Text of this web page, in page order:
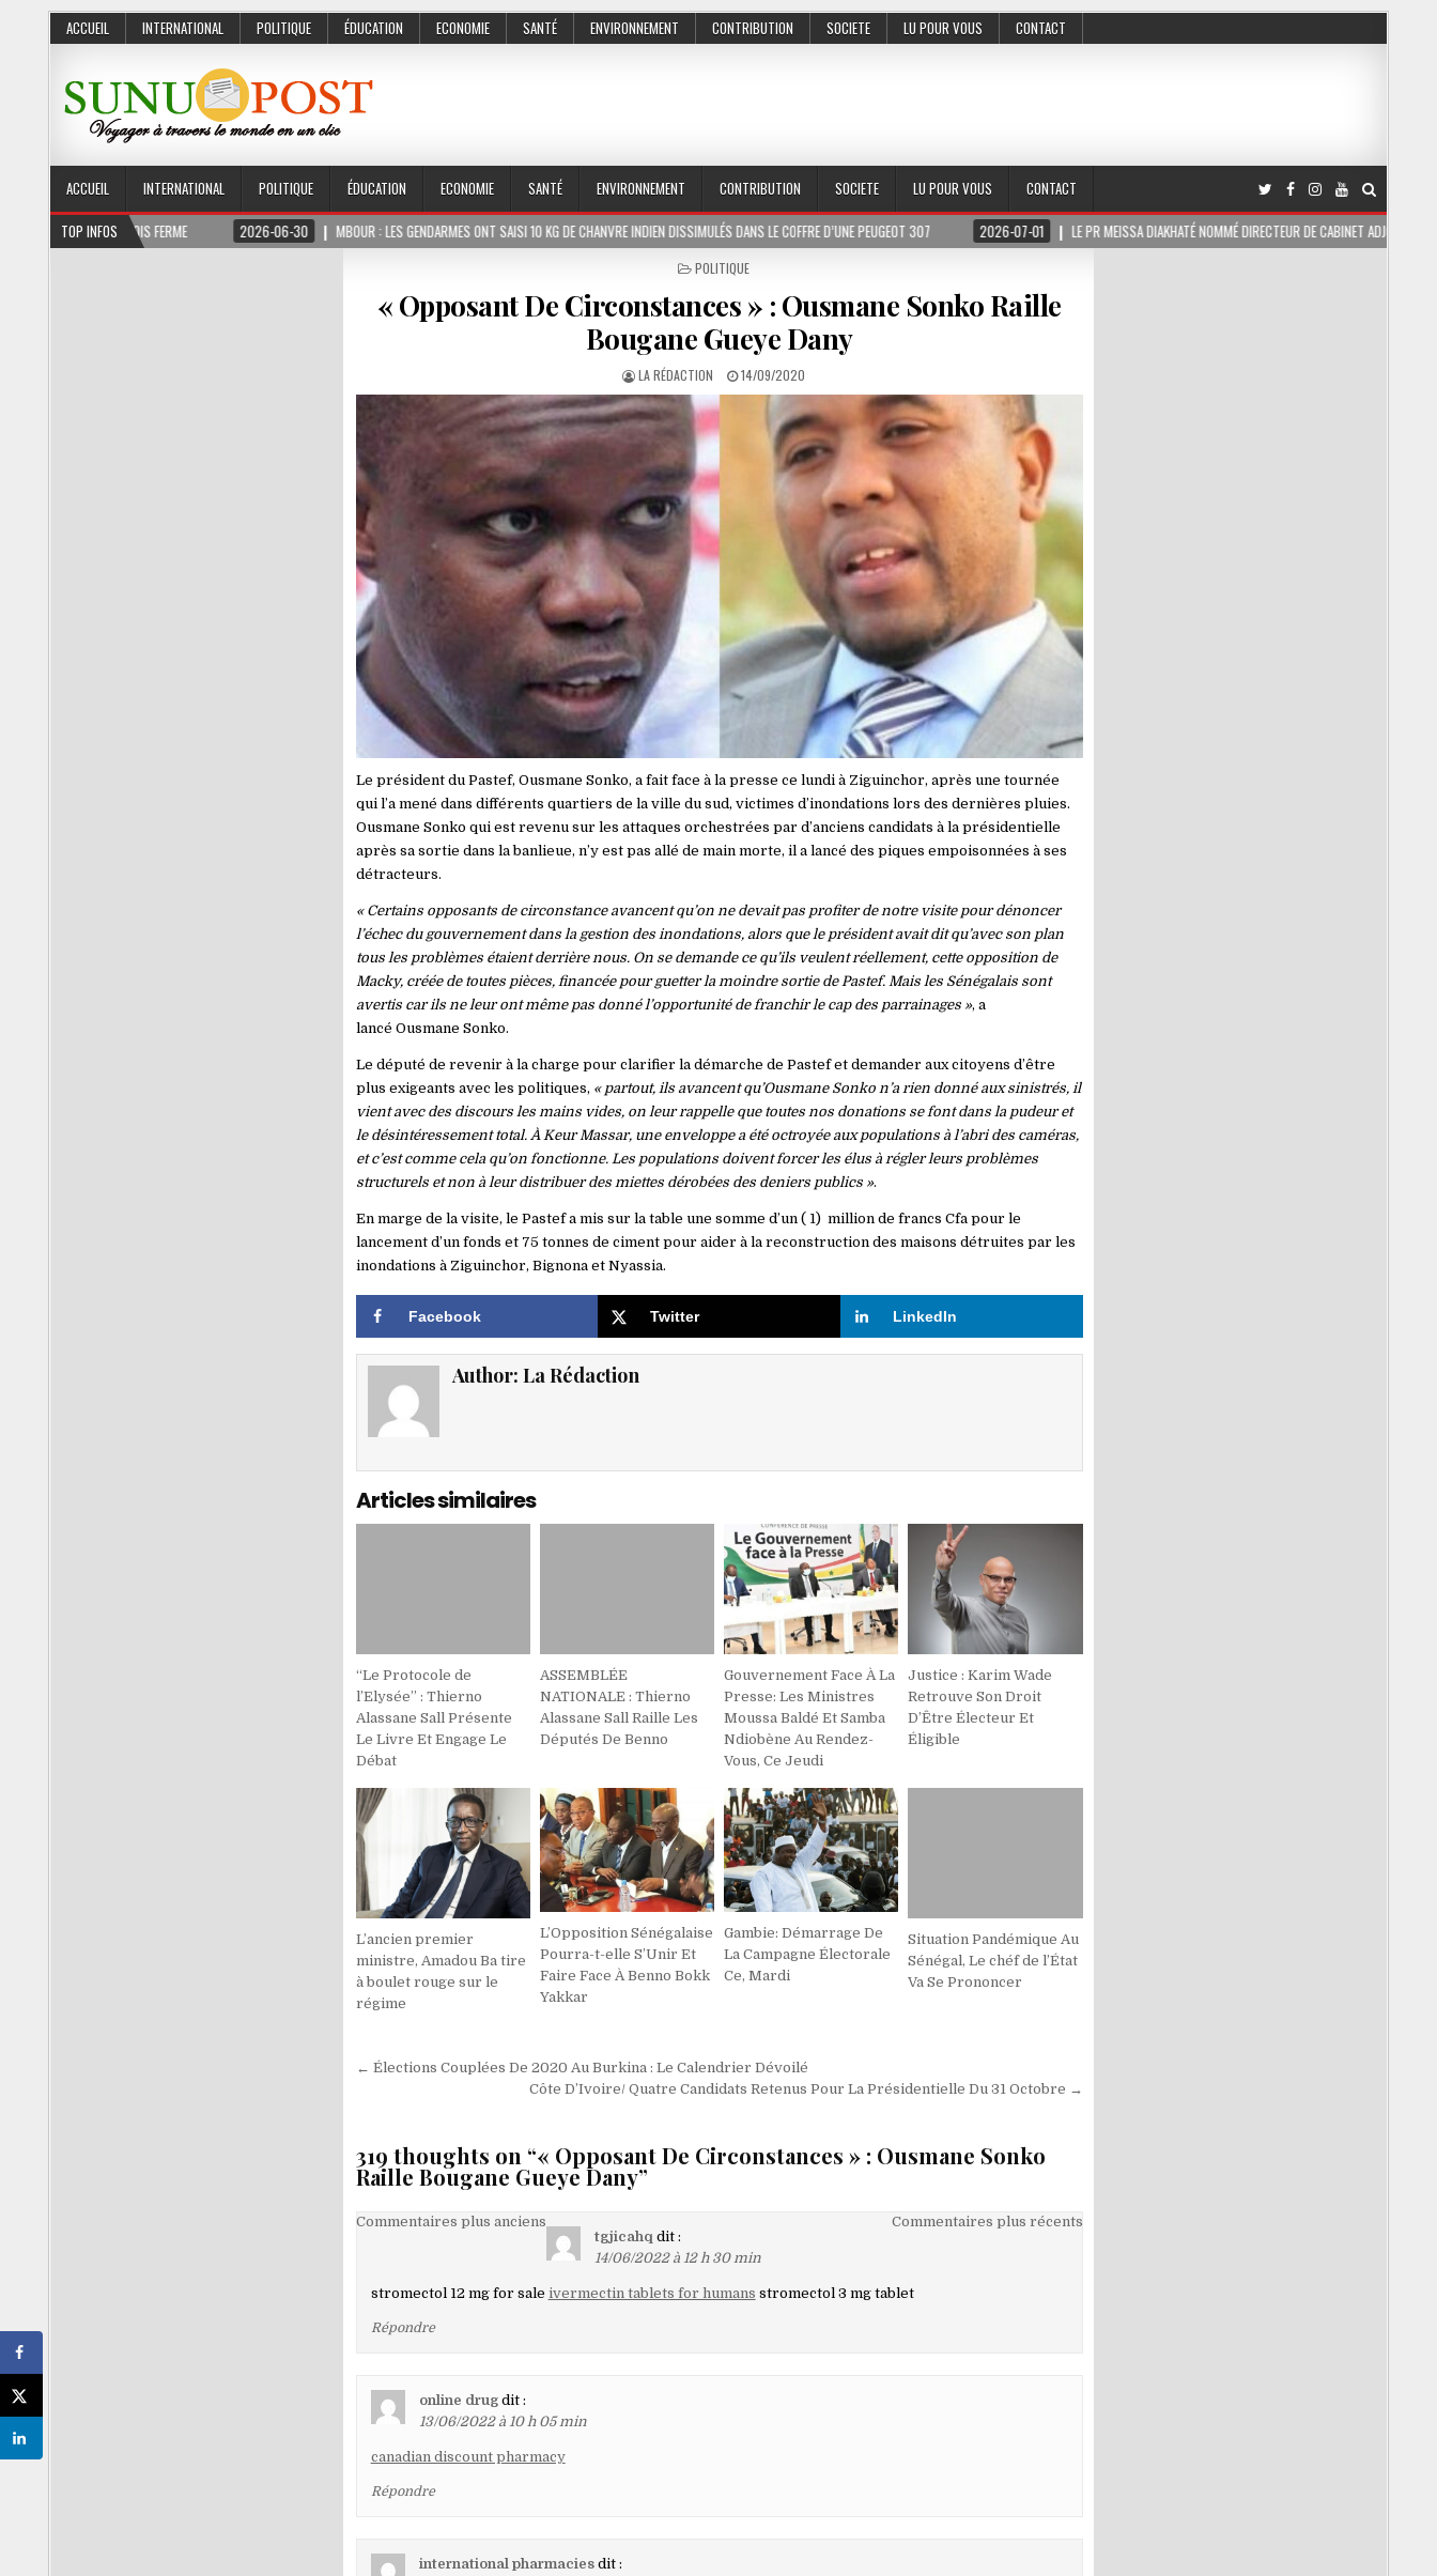
ACCUEIL INTERNATIONAL POLITIQUE ÉDUCATION ECONOMIE SANTÉ ENVIRONNEMENT CONTRIBUTION SOCIETE LU POUR VOUS CONTACT
ACCUEIL INTERNATIONAL POLITIQUE ÉDUCATION ECONOMIE SANTÉ ENVIRONNEMENT CONTRIBUTION SOCIETE LU POUR VOUS
CONTACT
TOP INFOS
3 MOIS FERME 2026-06-30 MBOUR : LES GENDARMES ONT SAISI 10 KG DE CHANVRE INDIEN DISSIMULÉS DANS LE COFFRE D’UNE PEUGEOT 307 2026-07-01 LE PR MEISSA DIAKHATÉ NOMMÉ DIRECTEUR DE CABINET ADJOINT DU PRÉSIDENT DE LA
POSTED
POLITIQUE
« Opposant De Circonstances » : Ousmane Sonko Raille
Bougane Gueye Dany
LA RÉDACTION 14/09/2020
Le président du Pastef, Ousmane Sonko, a fait face à la presse ce lundi à Ziguinchor, après une tournée
qui l’a mené dans différents quartiers de la ville du sud, victimes d’inondations lors des dernières pluies.
Ousmane Sonko qui est revenu sur les attaques orchestrées par d’anciens candidats à la présidentielle
après sa sortie dans la banlieue, n’y est pas allé de main morte, il a lancé des piques empoisonnées à ses
détracteurs.
« Certains opposants de circonstance avancent qu’on ne devait pas profiter de notre visite pour dénoncer
l’échec du gouvernement dans la gestion des inondations, alors que le président avait dit qu’avec son plan
tous les problèmes étaient derrière nous. On se demande ce qu’ils veulent réellement, cette opposition de
Macky, créée de toutes pièces, financée pour guetter la moindre sortie de Pastef. Mais les Sénégalais sont
avertis car ils ne leur ont même pas donné l’opportunité de franchir le cap des parrainages », a
lancé Ousmane Sonko.
Le député de revenir à la charge pour clarifier la démarche de Pastef et demander aux citoyens d’être
plus exigeants avec les politiques, « partout, ils avancent qu’Ousmane Sonko n’a rien donné aux sinistrés, il
vient avec des discours les mains vides, on leur rappelle que toutes nos donations se font dans la pudeur et
le désintéressement total. À Keur Massar, une enveloppe a été octroyée aux populations à l’abri des caméras,
et c’est comme cela qu’on fonctionne. Les populations doivent forcer les élus à régler leurs problèmes
structurels et non à leur distribuer des miettes dérobées des deniers publics ».
En marge de la visite, le Pastef a mis sur la table une somme d’un ( 1) million de francs Cfa pour le
lancement d’un fonds et 75 tonnes de ciment pour aider à la reconstruction des maisons détruites par les
inondations à Ziguinchor, Bignona et Nyassia.
Facebook Twitter LinkedIn
Author: La Rédaction
Articles similaires
‘‘Le Protocole de
l’Elysée’’ : Thierno
Alassane Sall Présente
Le Livre Et Engage Le
Débat
ASSEMBLÉE
NATIONALE : Thierno
Alassane Sall Raille Les
Députés De Benno
Gouvernement Face À La
Presse: Les Ministres
Moussa Baldé Et Samba
Ndiobène Au Rendez-
Vous, Ce Jeudi
Justice : Karim Wade
Retrouve Son Droit
D’Être Électeur Et
Éligible
L’ancien premier
ministre, Amadou Ba tire
à boulet rouge sur le
régime
L’Opposition Sénégalaise
Pourra-t-elle S’Unir Et
Faire Face À Benno Bokk
Yakkar
Gambie: Démarrage De
La Campagne Électorale
Ce, Mardi
Situation Pandémique Au
Sénégal, Le chéf de l’État
Va Se Prononcer
Navigation
← Élections Couplées De 2020 Au Burkina : Le Calendrier Dévoilé
Côte D’Ivoire/ Quatre Candidats Retenus Pour La Présidentielle Du 31 Octobre →
319 thoughts on “« Opposant De Circonstances » : Ousmane Sonko
Raille Bougane Gueye Dany”
Navigation
les
commentaires
Commentaires plus anciens
Commentaires plus récents
tgjicahq dit :
14/06/2022 à 12 h 30 min
stromectol 12 mg for sale ivermectin tablets for humans stromectol 3 mg tablet
Répondre
online drug dit :
13/06/2022 à 10 h 05 min
canadian discount pharmacy
Répondre
international pharmacies dit :